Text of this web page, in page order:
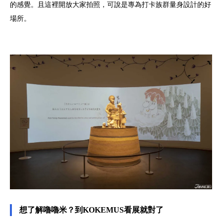
的感覺。且這裡開放大家拍照，可說是專為打卡族群量身設計的好
場所。
想了解嚕嚕米？到KOKEMUS看展就對了